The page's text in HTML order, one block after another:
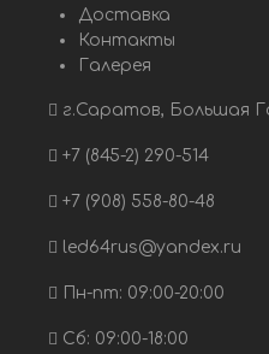
Доставка
Контакты
Галерея
г.Саратов, Большая
+7 (845-2) 290-514
+7 (908) 558-80-48
led64rus@yandex.ru
Пн-пт: 09:00-20:00
Сб: 09:00-18:00